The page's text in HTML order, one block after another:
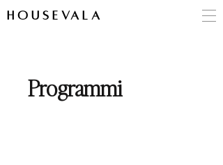
HOUSEVALA
Programmi